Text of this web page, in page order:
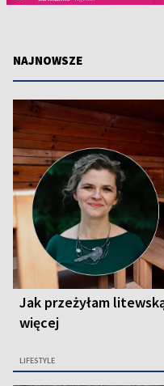
NAJNOWSZE
Jak przeżyłam
więcej
LIFESTYLE